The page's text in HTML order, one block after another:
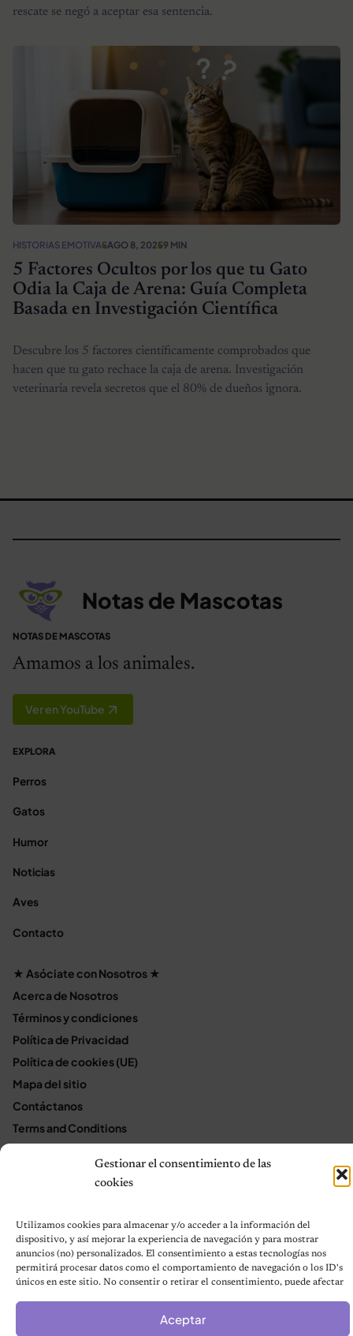
Gestionar el consentimiento de las
cookies
Utilizamos cookies para almacenar y/o acceder a la información del
dispositivo, y así mejorar la experiencia de navegación y para mostrar
anuncios (no) personalizados. El consentimiento a estas tecnologías nos
permitirá procesar datos como el comportamiento de navegación o los ID's
únicos en este sitio. No consentir o retirar el consentimiento, puede afectar
Aceptar
rescate se negó a aceptar esa sentencia.
HISTORIAS EMOTIVASAGO 8, 20259 MIN
5 Factores Ocultos por los que tu Gato
Odia la Caja de Arena: Guía Completa
Basada en Investigación Científica
Descubre los 5 factores científicamente comprobados que
hacen que tu gato rechace la caja de arena. Investigación
veterinaria revela secretos que el 80% de dueños ignora.
Notas de Mascotas
NOTAS DE MASCOTAS
Amamos a los animales.
Ver en YouTube
EXPLORA
Perros
Gatos
Humor
Noticias
Aves
Contacto
★ Asóciate con Nosotros ★
Acerca de Nosotros
Términos y condiciones
Política de Privacidad
Política de cookies (UE)
Mapa del sitio
Contáctanos
Terms and Conditions
© 2026 Notas de Mascotas